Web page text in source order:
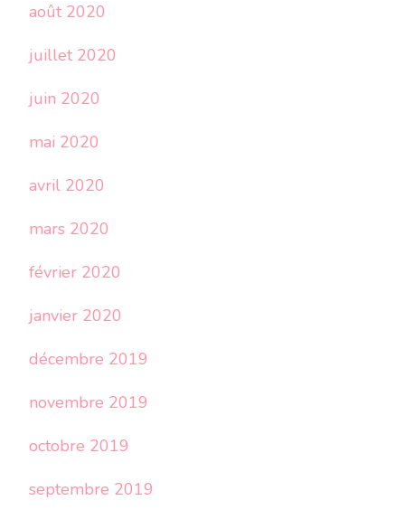
août 2020
juillet 2020
juin 2020
mai 2020
avril 2020
mars 2020
février 2020
janvier 2020
décembre 2019
novembre 2019
octobre 2019
septembre 2019